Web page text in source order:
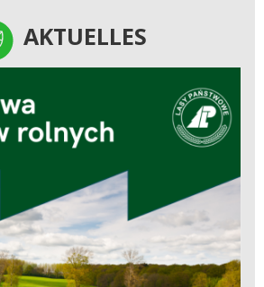
AKTUELLES
AKTUELLES